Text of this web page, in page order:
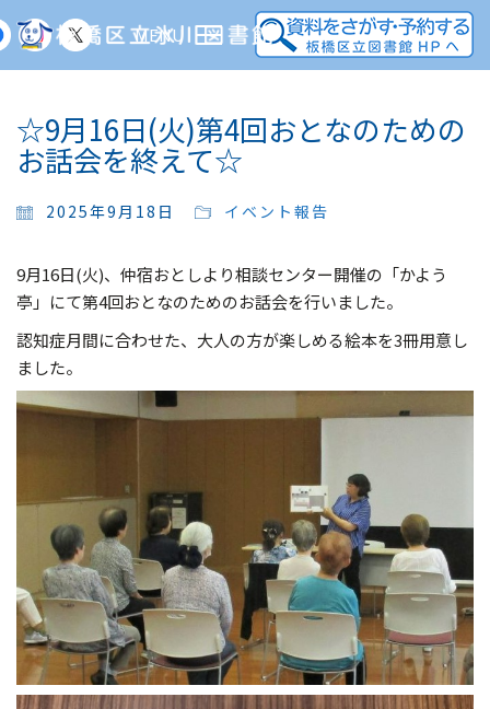
MENU
☆9月16日(火)第4回おとなのための
お話会を終えて☆
2025年9月18日 イベント報告
9月16日(火)、仲宿おとしより相談センター開催の「かよう
亭」にて第4回おとなのためのお話会を行いました。
認知症月間に合わせた、大人の方が楽しめる絵本を3冊用意し
ました。